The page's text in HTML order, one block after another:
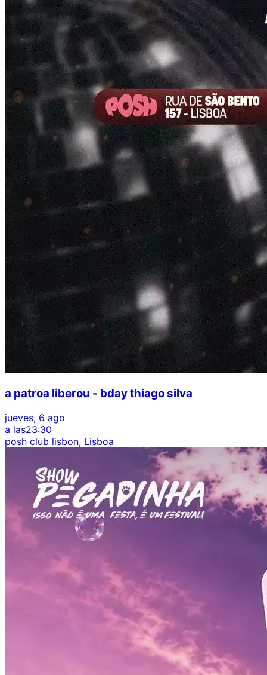
a patroa liberou - bday thiago silva
jueves, 6 ago
a las23:30
posh club lisbon, Lisboa